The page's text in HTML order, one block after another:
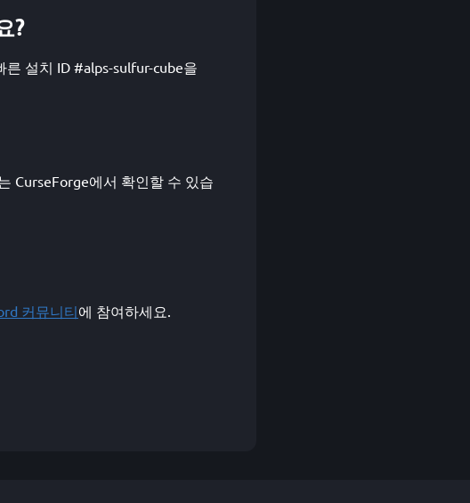
?
른 설치 ID #alps-sulfur-cube을
CurseForge에서 확인할 수 있습
커뮤니티에 참여하세요.